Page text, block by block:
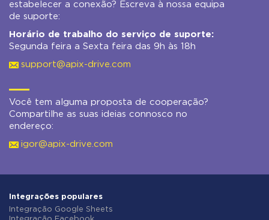
estabelecer a conexão? Escreva à nossa equipa
de suporte:
Horário de trabalho do serviço de suporte:
Segunda feira a Sexta feira das 9h às 18h
support@apix-drive.com
Você tem alguma proposta de cooperação?
Compartilhe as suas ideias connosco no
endereço:
igor@apix-drive.com
Integrações populares
Integração Google Sheets